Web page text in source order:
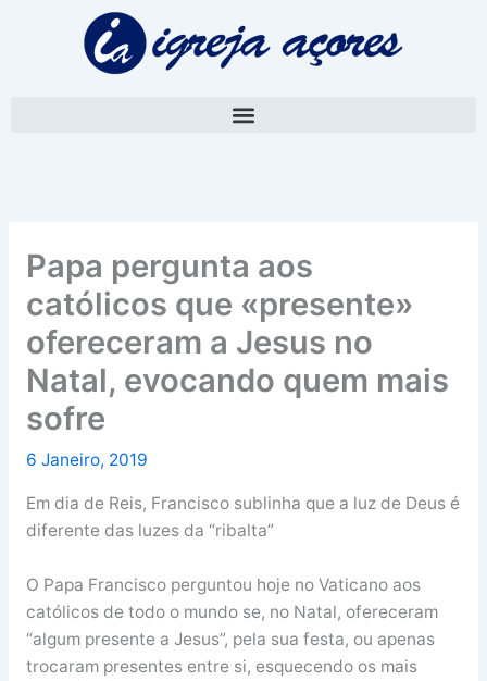
Papa pergunta aos
católicos que «presente»
ofereceram a Jesus no
Natal, evocando quem mais
sofre
6 Janeiro, 2019
Em dia de Reis, Francisco sublinha que a luz de Deus é
diferente das luzes da “ribalta”
O Papa Francisco perguntou hoje no Vaticano aos
católicos de todo o mundo se, no Natal, ofereceram
“algum presente a Jesus”, pela sua festa, ou apenas
trocaram presentes entre si, esquecendo os mais